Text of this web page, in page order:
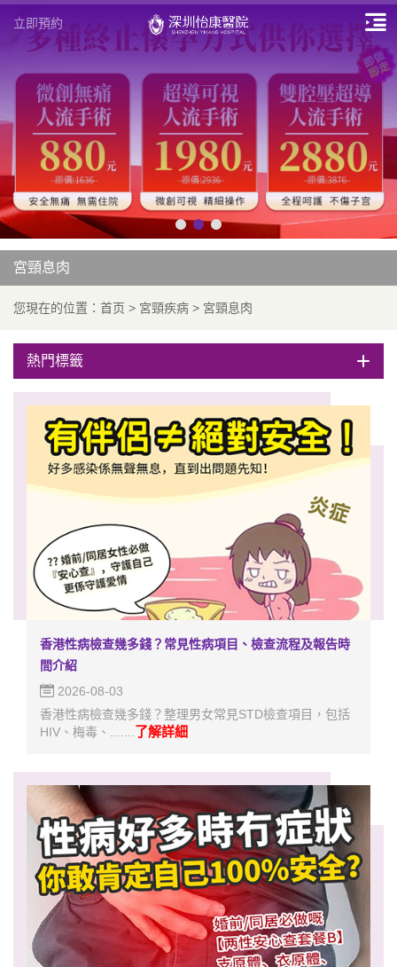
立即預約
宮頸息肉
您現在的位置： 首页 > 宮頸疾病 > 宮頸息肉
熱門標籤
香港性病檢查幾多錢？常見性病項目、檢查流程及報告時
間介紹
2026-08-03
香港性病檢查幾多錢？整理男女常見STD檢查項目，包括
HIV、梅毒、....... 了解詳細